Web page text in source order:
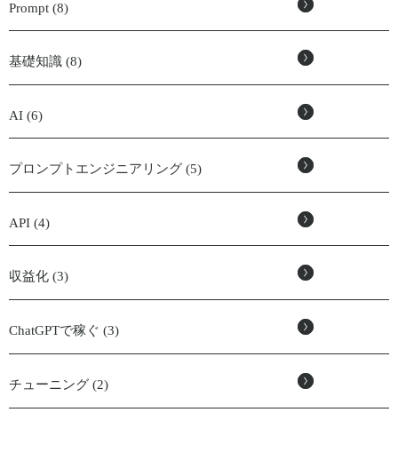
Prompt (8)
基礎知識 (8)
AI (6)
プロンプトエンジニアリング (5)
API (4)
収益化 (3)
ChatGPTで稼ぐ (3)
チューニング (2)